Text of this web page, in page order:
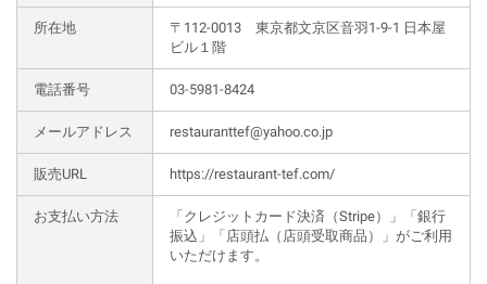
所在地
〒112-0013 東京都文京区音羽1-9-1 日本屋
ビル１階
電話番号 03-5981-8424
メールアドレス restauranttef@yahoo.co.jp
販売URL https://restaurant-tef.com/
お支払い方法
「クレジットカード決済（Stripe）」「銀行
振込」「店頭払（店頭受取商品）」がご利用
いただけます。